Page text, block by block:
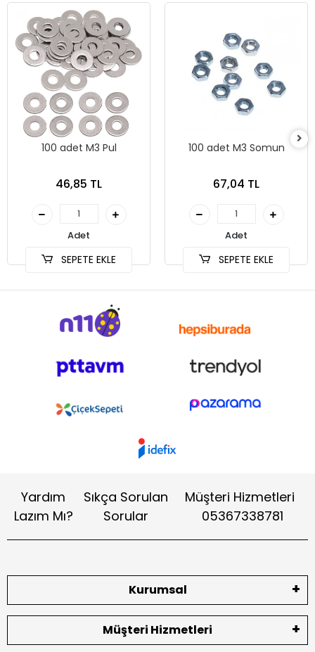
100 adet M3 Pul
46,85 TL
Adet
SEPETE EKLE
100 adet M3 Somun
67,04 TL
Adet
SEPETE EKLE
Yardım
Lazım Mı?
Sıkça Sorulan
Sorular
Müşteri Hizmetleri
05367338781
Kurumsal
Müşteri Hizmetleri